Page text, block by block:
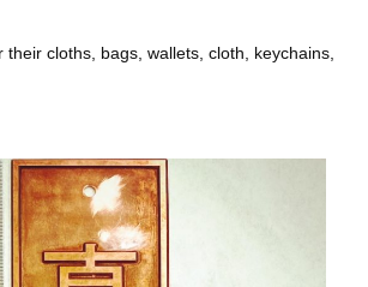
cloths, bags, wallets, cloth, keychains,